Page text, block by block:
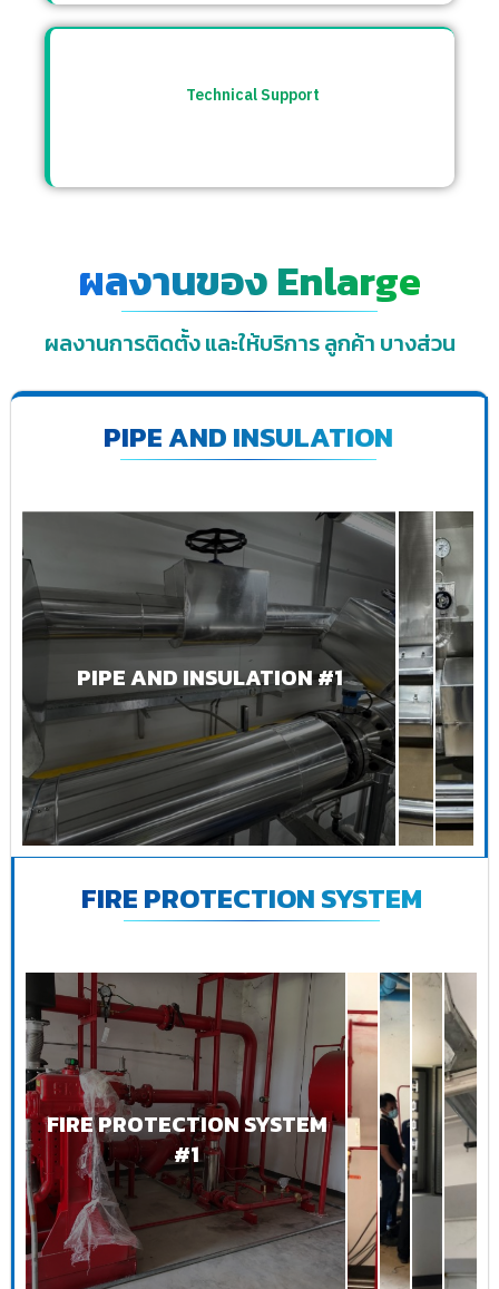
Technical Support
ผลงานของ Enlarge
ผลงานการติดตั้ง และให้บริการ ลูกค้า บางส่วน
PIPE AND INSULATION
PIPE AND INSULATION #1
FIRE PROTECTION SYSTEM
FIRE PROTECTION SYSTEM
#1